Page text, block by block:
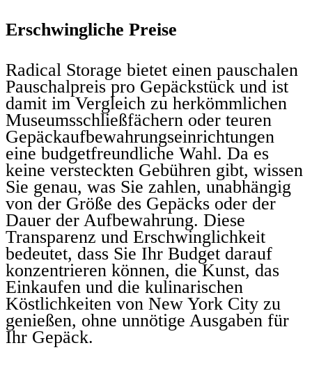
Erschwingliche Preise
Radical Storage bietet einen pauschalen
Pauschalpreis pro Gepäckstück und ist
damit im Vergleich zu herkömmlichen
Museumsschließfächern oder teuren
Gepäckaufbewahrungseinrichtungen
eine budgetfreundliche Wahl. Da es
keine versteckten Gebühren gibt, wissen
Sie genau, was Sie zahlen, unabhängig
von der Größe des Gepäcks oder der
Dauer der Aufbewahrung. Diese
Transparenz und Erschwinglichkeit
bedeutet, dass Sie Ihr Budget darauf
konzentrieren können, die Kunst, das
Einkaufen und die kulinarischen
Köstlichkeiten von New York City zu
genießen, ohne unnötige Ausgaben für
Ihr Gepäck.